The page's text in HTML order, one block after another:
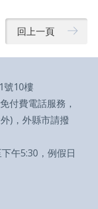
回上一頁
號10樓
付費電話服務，
)，外縣市請撥
午5:30，例假日